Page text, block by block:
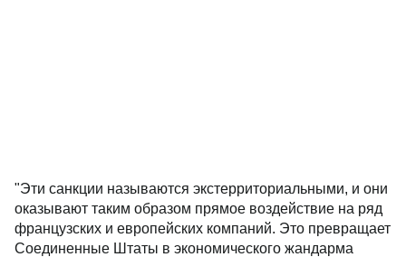
"Эти санкции называются экстерриториальными, и они
оказывают таким образом прямое воздействие на ряд
французских и европейских компаний. Это превращает
Соединенные Штаты в экономического жандарма